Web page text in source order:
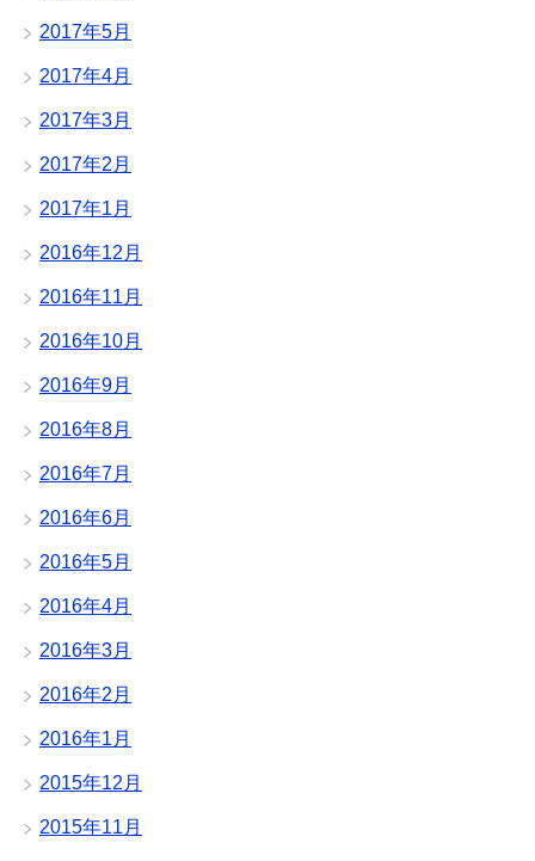
2017年5月
2017年4月
2017年3月
2017年2月
2017年1月
2016年12月
2016年11月
2016年10月
2016年9月
2016年8月
2016年7月
2016年6月
2016年5月
2016年4月
2016年3月
2016年2月
2016年1月
2015年12月
2015年11月